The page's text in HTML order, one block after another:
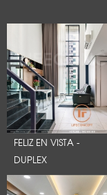
FELIZ EN VISTA -
DUPLEX